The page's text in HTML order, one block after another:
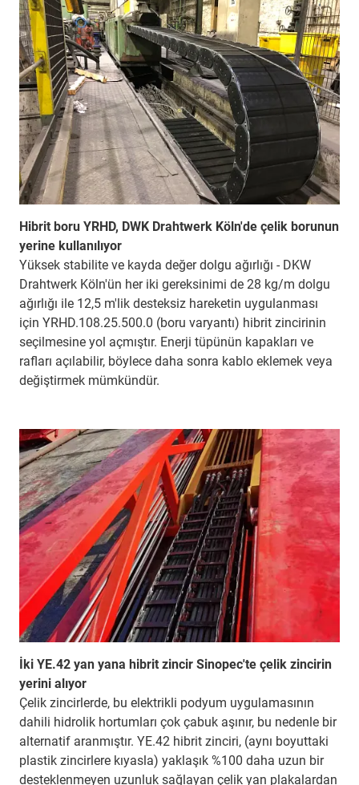
Hibrit boru YRHD, DWK Drahtwerk Köln'de çelik borunun
yerine kullanılıyor
Yüksek stabilite ve kayda değer dolgu ağırlığı - DKW
Drahtwerk Köln'ün her iki gereksinimi de 28 kg/m dolgu
ağırlığı ile 12,5 m'lik desteksiz hareketin uygulanması
için YRHD.108.25.500.0 (boru varyantı) hibrit zincirinin
seçilmesine yol açmıştır. Enerji tüpünün kapakları ve
rafları açılabilir, böylece daha sonra kablo eklemek veya
değiştirmek mümkündür.
İki YE.42 yan yana hibrit zincir Sinopec'te çelik zincirin
yerini alıyor
Çelik zincirlerde, bu elektrikli podyum uygulamasının
dahili hidrolik hortumları çok çabuk aşınır, bu nedenle bir
alternatif aranmıştır. YE.42 hibrit zinciri, (aynı boyuttaki
plastik zincirlere kıyasla) yaklaşık %100 daha uzun bir
desteklenmeyen uzunluk sağlayan çelik yan plakalardan